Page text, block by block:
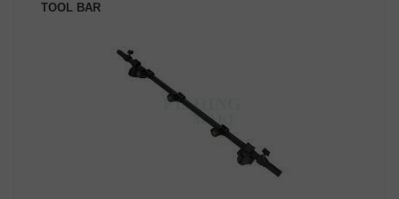
TOOL BAR
ZOBACZ PRODUKT